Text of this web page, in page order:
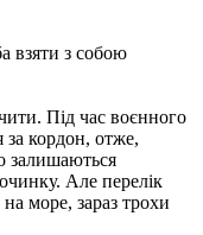
Під час воєнного
за кордон, отже,
залишаються
Але перелік
море, зараз трохи